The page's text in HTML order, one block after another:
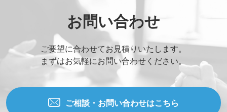
お問い合わせ
ご要望に合わせてお見積りいたします。
まずはお気軽にお問い合わせください。
ご相談・お問い合わせはこちら